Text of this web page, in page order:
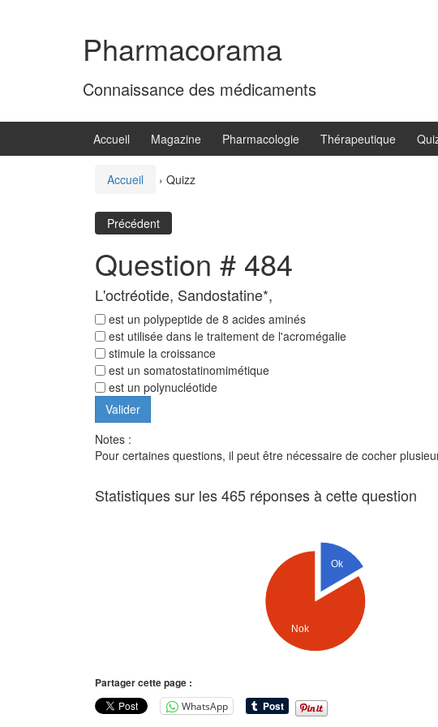
Pharmacorama
Connaissance des médicaments
Accueil Magazine Pharmacologie Thérapeutique
Accueil › Quizz
Précédent
Question # 484
L'octréotide, Sandostatine*,
est un polypeptide de 8 acides aminés
est utilisée dans le traitement de l'acromégalie
stimule la croissance
est un somatostatinomimétique
est un polynucléotide
Notes :
Pour certaines questions, il peut être nécessaire de cocher
Statistiques sur les 465 réponses à cette question
Ok
Nok
Partager cette page :
WhatsApp